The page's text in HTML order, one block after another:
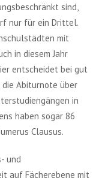
sind,
nur für ein Drittel.
mit
in diesem Jahr
entscheidet bei gut
Abiturnote über
in
haben sogar 86
Clausus.
und
auf Fächerebene mit